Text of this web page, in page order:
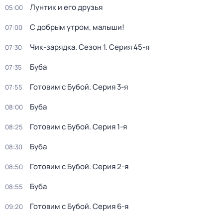
05:00 Лунтик и его друзья
07:00 С добрым утром, малыши!
07:30 Чик-зарядка. Сезон 1. Серия 45-я
07:35 Буба
07:55 Готовим с Бубой. Серия 3-я
08:00 Буба
08:25 Готовим с Бубой. Серия 1-я
08:30 Буба
08:50 Готовим с Бубой. Серия 2-я
08:55 Буба
09:20 Готовим с Бубой. Серия 6-я